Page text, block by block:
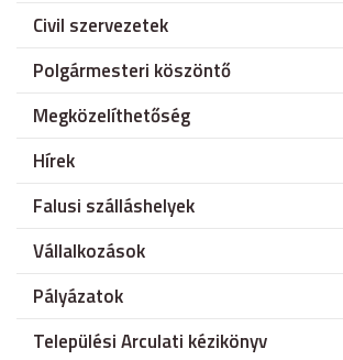
Civil szervezetek
Polgármesteri köszöntő
Megközelíthetőség
Hírek
Falusi szálláshelyek
Vállalkozások
Pályázatok
Települési Arculati kézikönyv